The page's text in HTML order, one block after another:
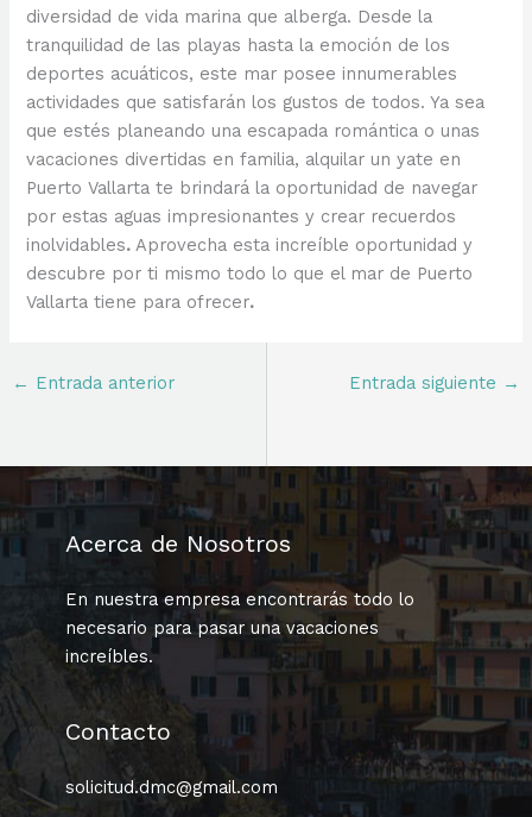
diversidad de vida marina que alberga. Desde la
tranquilidad de las playas hasta la emoción de los
deportes acuáticos, este mar posee innumerables
actividades que satisfarán los gustos de todos. Ya sea
que estés planeando una escapada romántica o unas
vacaciones divertidas en familia, alquilar un yate en
Puerto Vallarta te brindará la oportunidad de navegar
por estas aguas impresionantes y crear recuerdos
inolvidables. Aprovecha esta increíble oportunidad y
descubre por ti mismo todo lo que el mar de Puerto
Vallarta tiene para ofrecer.
← Entrada anterior Entrada siguiente →
Acerca de Nosotros
En nuestra empresa encontrarás todo lo
necesario para pasar una vacaciones
increíbles.
Contacto
solicitud.dmc@gmail.com